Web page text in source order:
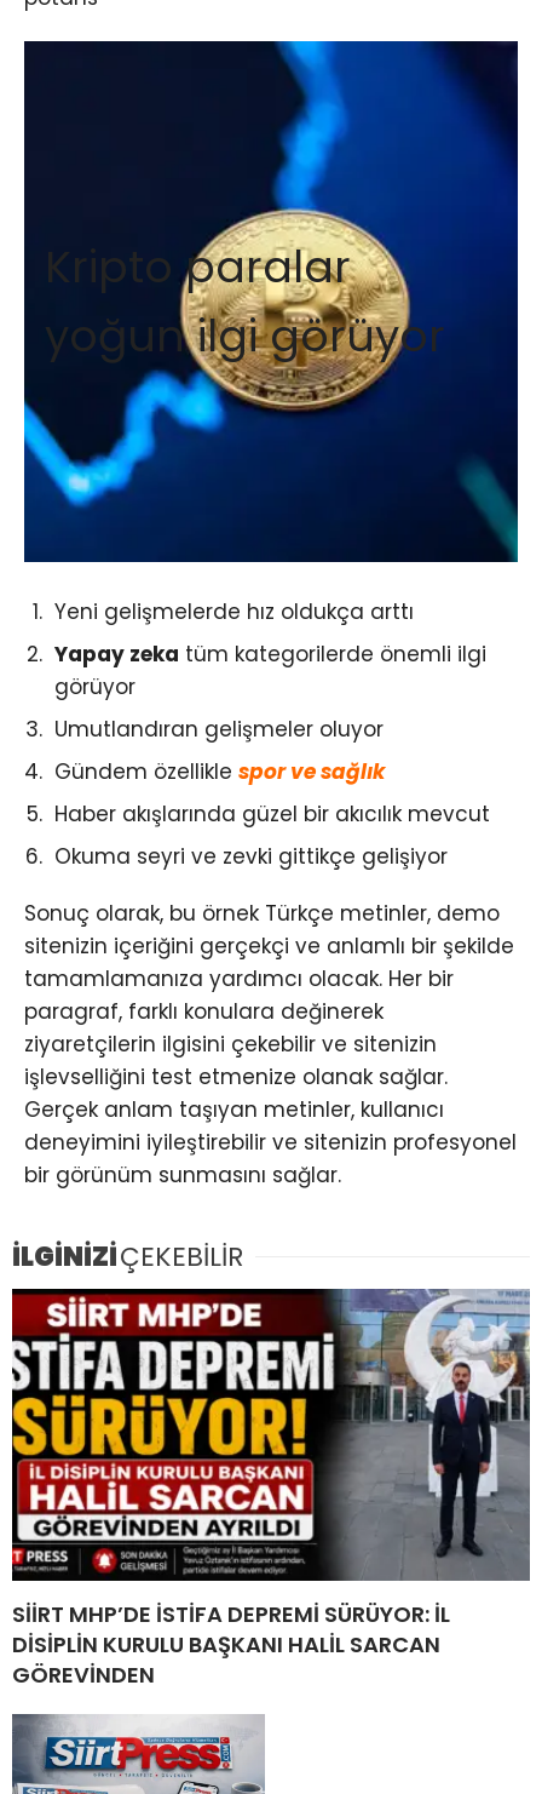
Kripto paralar
yoğun ilgi görüyor
Yeni gelişmelerde hız oldukça arttı
Yapay zeka tüm kategorilerde önemli ilgi
görüyor
Umutlandıran gelişmeler oluyor
Gündem özellikle spor ve sağlık
Haber akışlarında güzel bir akıcılık mevcut
Okuma seyri ve zevki gittikçe gelişiyor
Sonuç olarak, bu örnek Türkçe metinler, demo
sitenizin içeriğini gerçekçi ve anlamlı bir şekilde
tamamlamanıza yardımcı olacak. Her bir
paragraf, farklı konulara değinerek
ziyaretçilerin ilgisini çekebilir ve sitenizin
işlevselliğini test etmenize olanak sağlar.
Gerçek anlam taşıyan metinler, kullanıcı
deneyimini iyileştirebilir ve sitenizin profesyonel
bir görünüm sunmasını sağlar.
İLGİNİZİÇEKEBİLİR
SİİRT MHP’DE İSTİFA DEPREMİ SÜRÜYOR: İL
DİSİPLİN KURULU BAŞKANI HALİL SARCAN
GÖREVİNDEN